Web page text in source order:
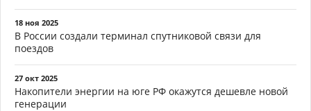
18 ноя 2025
В России создали терминал спутниковой связи для
поездов
27 окт 2025
Накопители энергии на юге РФ окажутся дешевле новой
генерации